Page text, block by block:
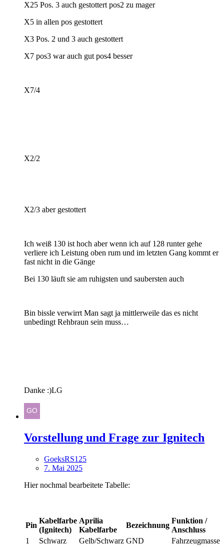
X25 Pos. 3 auch gestottert pos2 zu mager
X5 in allen pos gestottert
X3 Pos. 2 und 3 auch gestottert
X7 pos3 war auch gut pos4 besser
X7/4
X2/2
X2/3 aber gestottert
Ich weiß 130 ist hoch aber wenn ich auf 128 runter gehe
verliere ich Leistung oben rum und im letzten Gang kommt er
fast nicht in die Gänge
Bei 130 läuft sie am ruhigsten und saubersten auch
Bin bissle verwirrt Man sagt ja mittlerweile das es nicht
unbedingt Rehbraun sein muss…
Danke :)LG
Vorstellung und Frage zur Ignitech
GoeksRS125
7. Mai 2025
Hier nochmal bearbeitete Tabelle:
Pin
Kabelfarbe
(Ignitech)
Aprilia
Kabelfarbe
Bezeichnung
Funktion /
Anschluss
1
Schwarz Gelb/Schwarz GND
Fahrzeugmasse